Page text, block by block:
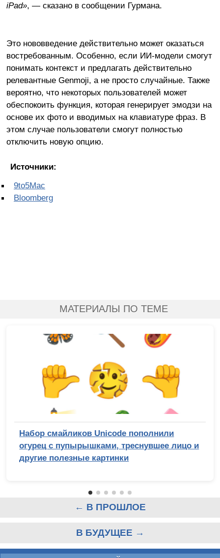
iPad», — сказано в сообщении Гурмана.
Это нововведение действительно может оказаться
востребованным. Особенно, если ИИ-модели смогут
понимать контекст и предлагать действительно
релевантные Genmoji, а не просто случайные. Также
вероятно, что некоторых пользователей может
обеспокоить функция, которая генерирует эмодзи на
основе их фото и вводимых на клавиатуре фраз. В
этом случае пользователи смогут полностью
отключить новую опцию.
Источники:
9to5Mac
Bloomberg
МАТЕРИАЛЫ ПО ТЕМЕ
Набор смайликов Unicode пополнили
огурец с пупырышками, треснувшее лицо и
другие полезные картинки
← В ПРОШЛОЕ
В БУДУЩЕЕ →